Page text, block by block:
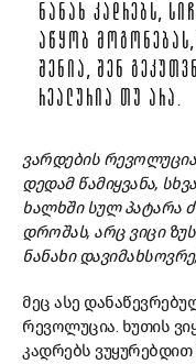
ᲜᲐᲜᲐᲮ ᲙᲐᲓᲠᲔᲑᲡ,
ᲐᲬᲧᲝᲑ
ᲨᲔᲜᲘᲐ, ᲨᲔᲜ
ᲠᲔᲐᲚᲣᲠᲘᲐ ᲗᲣ ᲐᲠᲐ.
ვარდების რევოლუცია
დედამ წამიყვანა,
ხალხში სულ პატარა
დროშას, არც ვიცი
ნანახი დავიმახსოვრე,
მეც ასე
რევოლუცია. ხუთის
კადრებს ვუყურებდით